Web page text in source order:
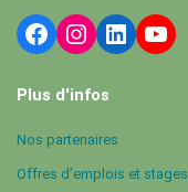
Plus d'infos
Nos partenaires
Offres d’emplois et stages